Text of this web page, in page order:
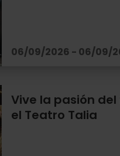
06/09/2026 - 06/09/
Vive la pasión
el Teatro Talia